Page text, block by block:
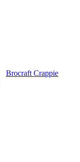
Brocraft Crappie